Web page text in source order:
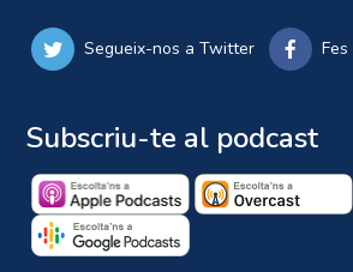
Segueix-nos a Twitter
Subscriu-te al podcast